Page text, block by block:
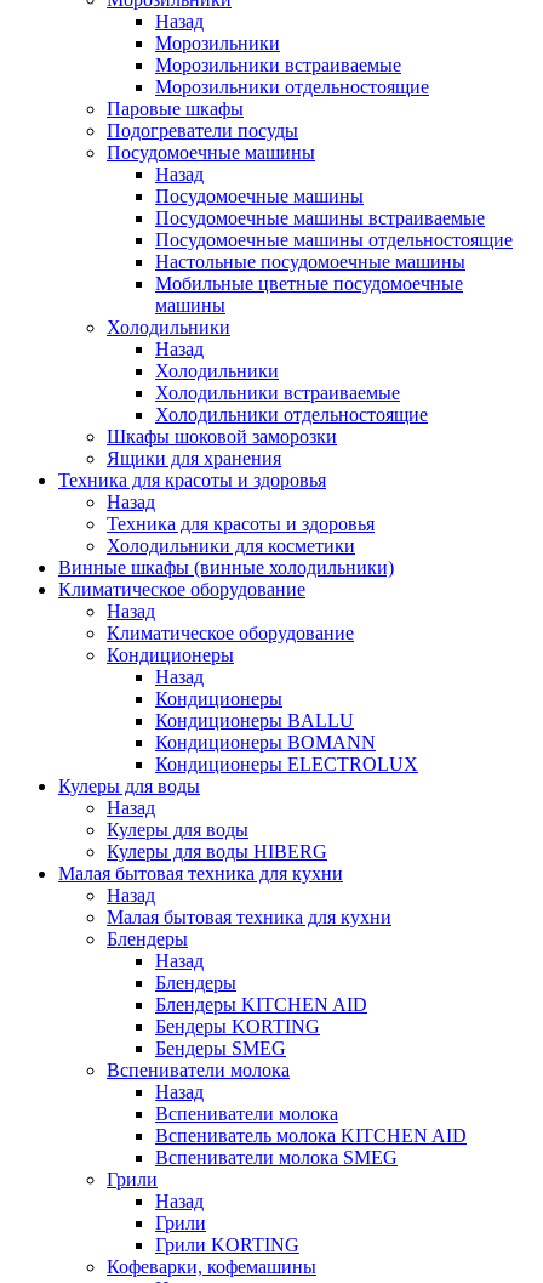
Назад
Морозильники
Морозильники встраиваемые
Морозильники отдельностоящие
Паровые шкафы
Подогреватели посуды
Посудомоечные машины
Назад
Посудомоечные машины
Посудомоечные машины встраиваемые
Посудомоечные машины отдельностоящие
Настольные посудомоечные машины
Мобильные цветные посудомоечные
машины
Холодильники
Назад
Холодильники
Холодильники встраиваемые
Холодильники отдельностоящие
Шкафы шоковой заморозки
Ящики для хранения
Техника для красоты и здоровья
Назад
Техника для красоты и здоровья
Холодильники для косметики
Винные шкафы (винные холодильники)
Климатическое оборудование
Назад
Климатическое оборудование
Кондиционеры
Назад
Кондиционеры
Кондиционеры BALLU
Кондиционеры BOMANN
Кондиционеры ELECTROLUX
Кулеры для воды
Назад
Кулеры для воды
Кулеры для воды HIBERG
Малая бытовая техника для кухни
Назад
Малая бытовая техника для кухни
Блендеры
Назад
Блендеры
Блендеры KITCHEN AID
Бендеры KORTING
Бендеры SMEG
Вспениватели молока
Назад
Вспениватели молока
Вспениватель молока KITCHEN AID
Вспениватели молока SMEG
Грили
Назад
Грили
Грили KORTING
Кофеварки, кофемашины